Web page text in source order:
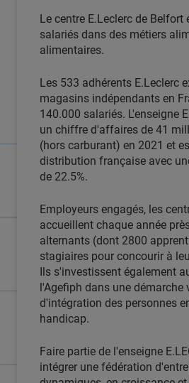
Le centre E.Leclerc de Belfort
salariés dans des métiers
alimentaires.
Les 533 adhérents E.Leclerc
magasins indépendants en
140.000 salariés. L'enseigne
un chiffre d'affaires de 41
(hors carburant) en 2021 et
distribution française avec
de 22.5%.
Employeurs engagés, les
accueillent chaque année
alternants (dont 2800
stagiaires pour concourir à
Ils s'investissent également
l'Agefiph dans une démarche
d'intégration des personnes
handicap.
Faire partie de l'enseigne
intégrer une fédération